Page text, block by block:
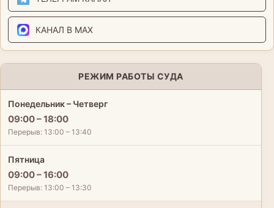
КАНАЛ В MAX
РЕЖИМ РАБОТЫ СУДА
Понедельник – Четверг
09:00 – 18:00
Перерыв: 13:00 – 13:40
Пятница
09:00 – 16:00
Перерыв: 13:00 – 13:30